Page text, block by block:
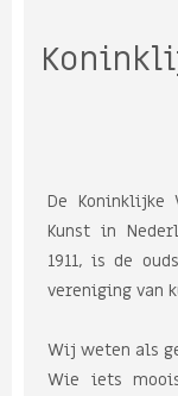
De Koninklijke
Kunst in
1911, is de
vereniging van
Wij weten als
Wie iets